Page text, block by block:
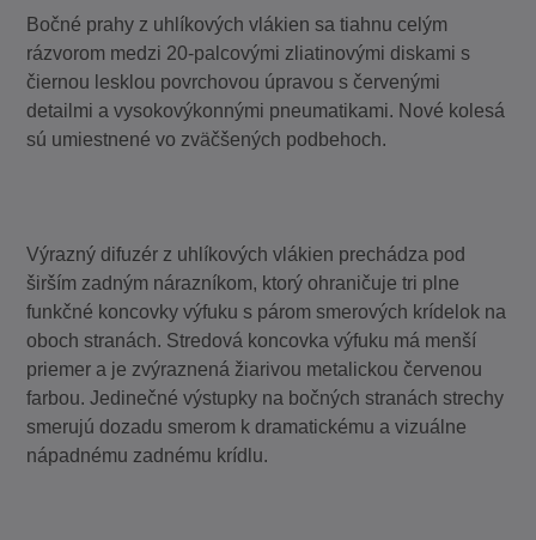
Bočné prahy z uhlíkových vlákien sa tiahnu celým
rázvorom medzi 20-palcovými zliatinovými diskami s
čiernou lesklou povrchovou úpravou s červenými
detailmi a vysokovýkonnými pneumatikami. Nové kolesá
sú umiestnené vo zväčšených podbehoch.
Výrazný difuzér z uhlíkových vlákien prechádza pod
širším zadným nárazníkom, ktorý ohraničuje tri plne
funkčné koncovky výfuku s párom smerových krídelok na
oboch stranách. Stredová koncovka výfuku má menší
priemer a je zvýraznená žiarivou metalickou červenou
farbou. Jedinečné výstupky na bočných stranách strechy
smerujú dozadu smerom k dramatickému a vizuálne
nápadnému zadnému krídlu.